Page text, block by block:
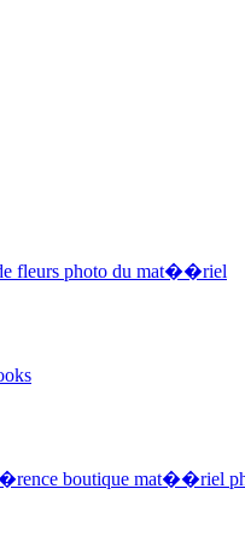
fleurs photo du mat��riel
boutique mat��riel